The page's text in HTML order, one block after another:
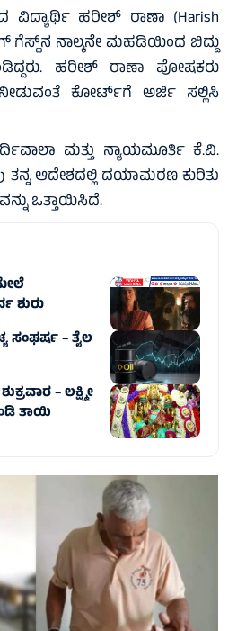
ವಿದ್ಯಾರ್ಥಿ ಹರೀಶ್ ರಾಣಾ (Harish
ಗೆಸ್ಟ್‌ನ ನಾಲ್ಕನೇ ಮಹಡಿಯಿಂದ ಬಿದ್ದು
ಹರೀಶ್‌ ರಾಣಾ ಪೋಷಕರು
ಕೋರ್ಟ್‌ಗೆ ಅರ್ಜಿ ಸಲ್ಲಿಸಿ
ಮತ್ತು ನ್ಯಾಯಮೂರ್ತಿ ಕೆ.ವಿ.
ಆದೇಶದಲ್ಲಿ ದಯಾಮರಣ ಕುರಿತು
ಒತ್ತಾಯಿಸಿದೆ.
ಶುರು
ಸಂಘರ್ಷ – ತೈಲ
– ಲಕ್ಷ್ಮೀ
ತಾಯಿ